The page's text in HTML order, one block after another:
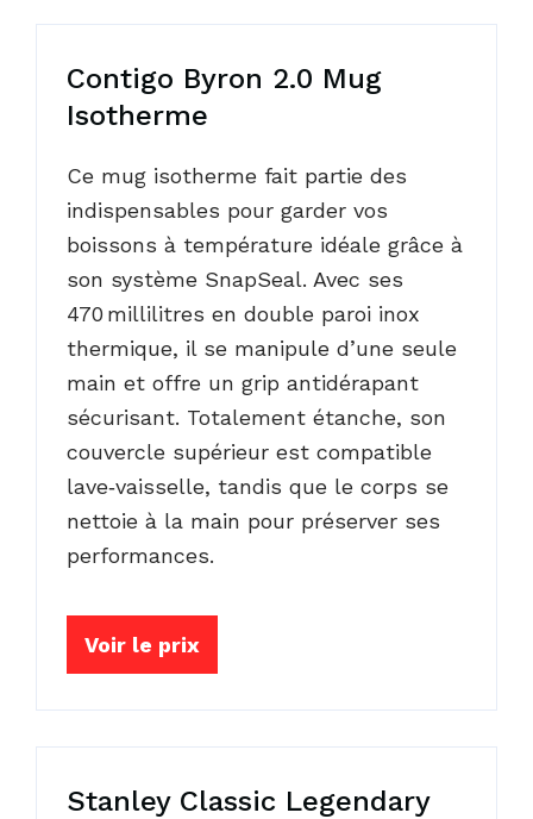
Contigo Byron 2.0 Mug
Isotherme
Ce mug isotherme fait partie des
indispensables pour garder vos
boissons à température idéale grâce à
son système SnapSeal. Avec ses
470 millilitres en double paroi inox
thermique, il se manipule d’une seule
main et offre un grip antidérapant
sécurisant. Totalement étanche, son
couvercle supérieur est compatible
lave‑vaisselle, tandis que le corps se
nettoie à la main pour préserver ses
performances.
Voir le prix
Stanley Classic Legendary